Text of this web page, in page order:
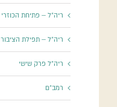
ריה"ל – פתיחת הכוזרי
ריה"ל – תפילת הציבור
ריה"ל פרק שישי
רמב"ם